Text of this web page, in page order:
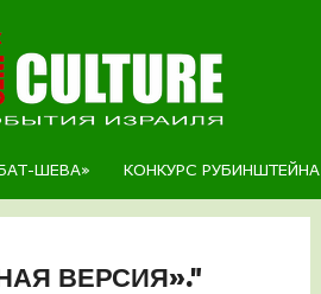
ШЕВА» КОНКУРС РУБИНШТЕЙНА
ВЕРСИЯ»."